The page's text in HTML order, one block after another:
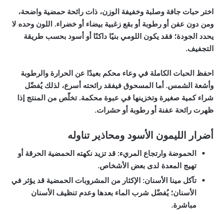
اختر حبات جافة وصلبة وخفيفة الوزن، ذات رائحة حمضية واضحة،
ومن دون عفن أو رطوبة أو بقع زغبية بيضاء أو خضراء. اللون وحده لا
يحدد الجودة؛ فقد يكون اللومي بنيًا داكنًا أو أسود بحسب طريقة
التجفيف.
احفظ الحبات الكاملة في وعاء محكم بعيدًا عن الحرارة والرطوبة
وأشعة الشمس. أما المسحوق فيفقد رائحته أسرع، لذلك يُفضّل
شراء كمية صغيرة وتخزينها في عبوة محكمة. تخلّص من المنتج إذا
ظهرت رائحة عفنة أو رطوبة أو حشرات.
أضرار الليمون الأسود ومحاذير تناوله
الحموضة وارتجاع المريء: قد تزيد نكهته الحمضية الحرقة أو
تهيج المعدة لدى بعض الأشخاص.
تآكل مينا الأسنان: الإكثار من المشروبات الحمضية قد يؤثر في
الأسنان؛ يُفضّل شرب الماء بعدها وعدم تنظيف الأسنان
مباشرة.